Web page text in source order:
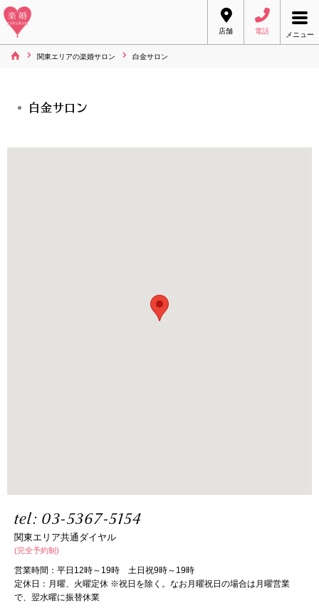
店舗 電話 メニュー
関東エリアの楽婚サロン 白金サロン
白金サロン
tel: 03-5367-5154
関東エリア共通ダイヤル
(完全予約制)
営業時間：平日12時～19時 土日祝9時～19時
定休日：月曜、火曜定休 ※祝日を除く。なお月曜祝日の場合は月曜営業
で、翌水曜に振替休業